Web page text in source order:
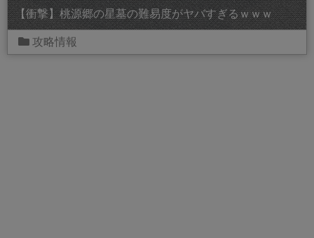
【衝撃】桃源郷の星墓の難易度がヤバすぎるｗｗｗ
攻略情報